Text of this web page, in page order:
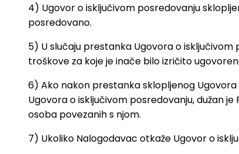
4) Ugovor o isključivom posredovanju
posredovano.
5) U slučaju prestanka Ugovora o
troškove za koje je inače bilo izričito
6) Ako nakon prestanka sklopljenog
Ugovora o isključivom posredovanju, dužan
osoba povezanih s njom.
7) Ukoliko Nalogodavac otkaže Ugovor o